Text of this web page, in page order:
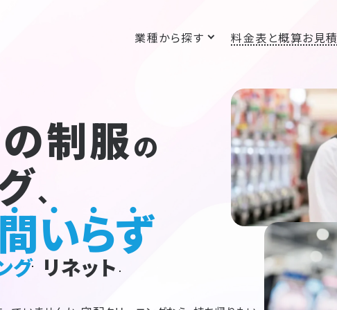
業種から探す 料金表と概算お見積
制服の
、
いらず
グ リネット